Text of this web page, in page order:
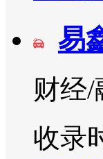
易
财经/
收录